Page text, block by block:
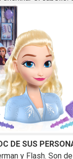
DE SUS
y Flash. Son